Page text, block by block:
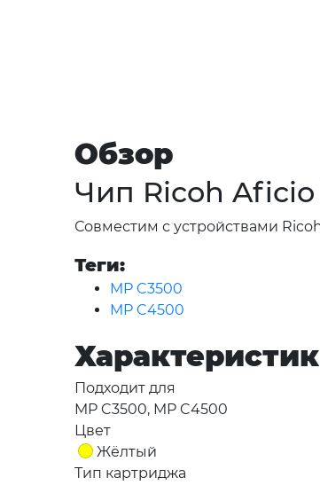
Обзор
Чип Ricoh Aficio
Совместим с устройствами
Теги:
MP C3500
MP C4500
Подходит для
MP C3500, MP C4500
Цвет
Жёлтый
Тип картриджа